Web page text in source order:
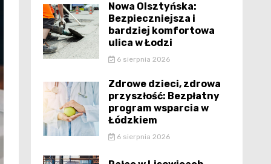
Nowa Olsztyńska:
Bezpieczniejsza i
bardziej komfortowa
ulica w Łodzi
6 sierpnia 2026
Zdrowe dzieci, zdrowa
przyszłość: Bezpłatny
program wsparcia w
Łódzkiem
6 sierpnia 2026